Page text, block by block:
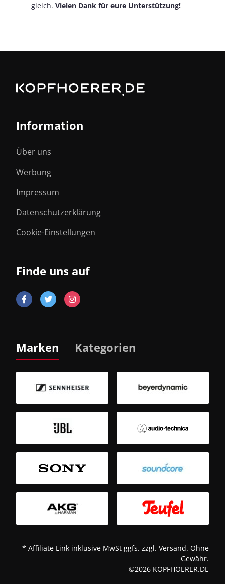
gleich. Vielen Dank für eure Unterstützung!
Information
Über uns
Werbung
Impressum
Datenschutzerklärung
Cookie-Einstellungen
Finde uns auf
Marken Kategorien
* Affiliate Link inklusive MwSt ggfs. zzgl. Versand. Ohne
Gewähr.
©2026 KOPFHOERER.DE